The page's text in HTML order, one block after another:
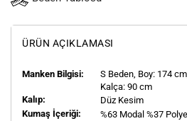
ÜRÜN AÇIKLAMASI
Manken Bilgisi: S Beden, Boy: 174
Kalça: 90 cm
Kalıp:
Düz Kesim
Kumaş İçeriği:
%63 Modal %37